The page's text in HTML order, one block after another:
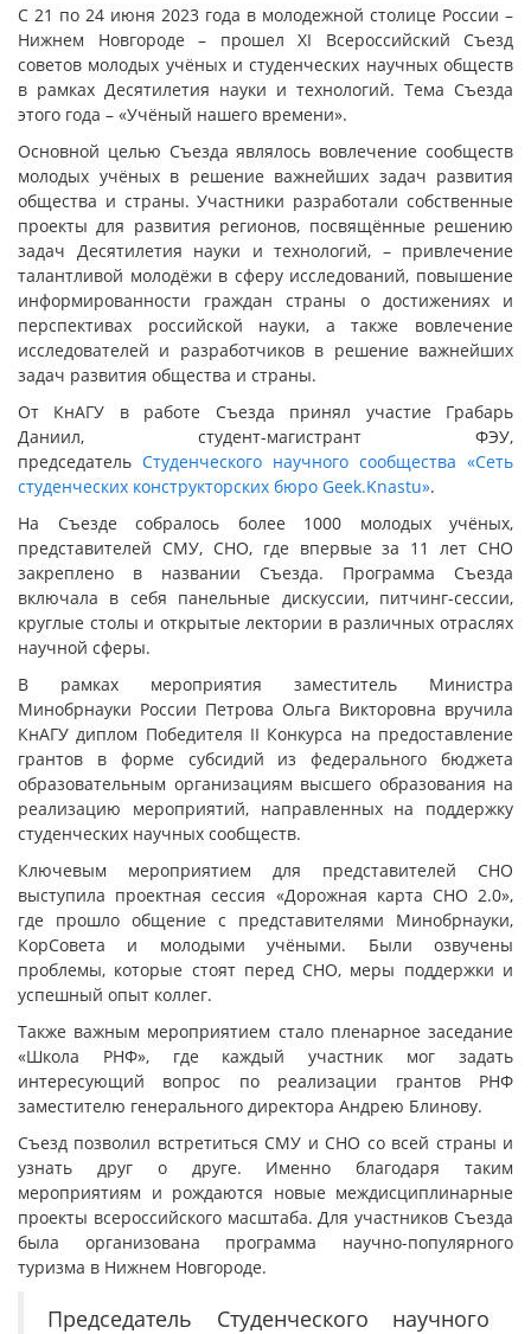
С 21 по 24 июня 2023 года в молодежной столице России –
Нижнем Новгороде – прошел XI Всероссийский Съезд
советов молодых учёных и студенческих научных обществ
в рамках Десятилетия науки и технологий. Тема Съезда
этого года – «Учёный нашего времени».
Основной целью Съезда являлось вовлечение сообществ
молодых учёных в решение важнейших задач развития
общества и страны. Участники разработали собственные
проекты для развития регионов, посвящённые решению
задач Десятилетия науки и технологий, – привлечение
талантливой молодёжи в сферу исследований, повышение
информированности граждан страны о достижениях и
перспективах российской науки, а также вовлечение
исследователей и разработчиков в решение важнейших
задач развития общества и страны.
От КнАГУ в работе Съезда принял участие Грабарь
Даниил, студент-магистрант ФЭУ,
председатель Студенческого научного сообщества «Сеть
студенческих конструкторских бюро Geek.Knastu».
На Съезде собралось более 1000 молодых учёных,
представителей СМУ, СНО, где впервые за 11 лет СНО
закреплено в названии Съезда. Программа Съезда
включала в себя панельные дискуссии, питчинг-сессии,
круглые столы и открытые лектории в различных отраслях
научной сферы.
В рамках мероприятия заместитель Министра
Минобрнауки России Петрова Ольга Викторовна вручила
КнАГУ диплом Победителя II Конкурса на предоставление
грантов в форме субсидий из федерального бюджета
образовательным организациям высшего образования на
реализацию мероприятий, направленных на поддержку
студенческих научных сообществ.
Ключевым мероприятием для представителей СНО
выступила проектная сессия «Дорожная карта СНО 2.0»,
где прошло общение с представителями Минобрнауки,
КорСовета и молодыми учёными. Были озвучены
проблемы, которые стоят перед СНО, меры поддержки и
успешный опыт коллег.
Также важным мероприятием стало пленарное заседание
«Школа РНФ», где каждый участник мог задать
интересующий вопрос по реализации грантов РНФ
заместителю генерального директора Андрею Блинову.
Съезд позволил встретиться СМУ и СНО со всей страны и
узнать друг о друге. Именно благодаря таким
мероприятиям и рождаются новые междисциплинарные
проекты всероссийского масштаба. Для участников Съезда
была организована программа научно-популярного
туризма в Нижнем Новгороде.
Председатель Студенческого научного